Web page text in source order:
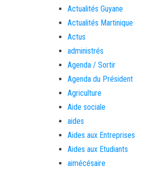
Actualités Guyane
Actualités Martinique
Actus
administrés
Agenda / Sortir
Agenda du Président
Agriculture
Aide sociale
aides
Aides aux Entreprises
Aides aux Etudiants
aimécésaire